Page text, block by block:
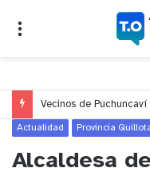
Actualidad Provincia
Alcaldesa